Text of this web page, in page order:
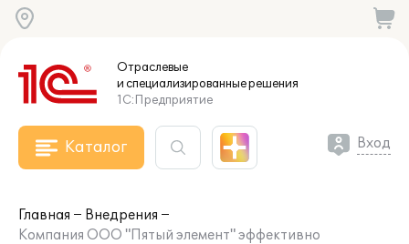
Отраслевые
и специализированныерешения
1С:Предприятие
Каталог Вход
Главная
Внедрения
Компания ООО "Пятый элемент" эффективно